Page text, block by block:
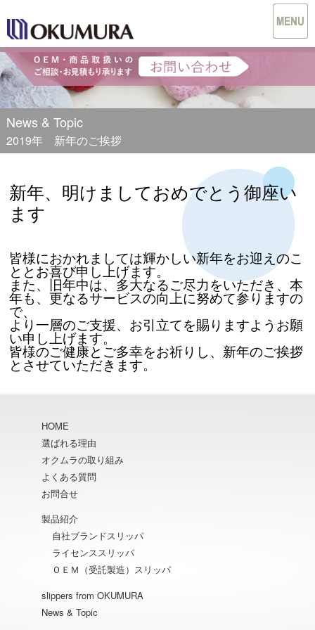
News & Topic
2019年 新年のご挨拶
新年、明けましておめでとう御座い
ます
皆様におかれましては輝かしい新年をお迎えのこ
ととお喜び申し上げます。
また、旧年中は、多大なるご尽力をいただき、本
年も、更なるサービスの向上に努めて参りますの
で、
より一層のご支援、お引立てを賜りますようお願
い申し上げます。
皆様のご健康とご多幸をお祈りし、新年のご挨拶
とさせていただきます。
HOME
選ばれる理由
オクムラの取り組み
よくある質問
お問合せ
製品紹介
自社ブランドスリッパ
ライセンススリッパ
ＯＥＭ（受託製造）スリッパ
slippers from OKUMURA
News & Topic